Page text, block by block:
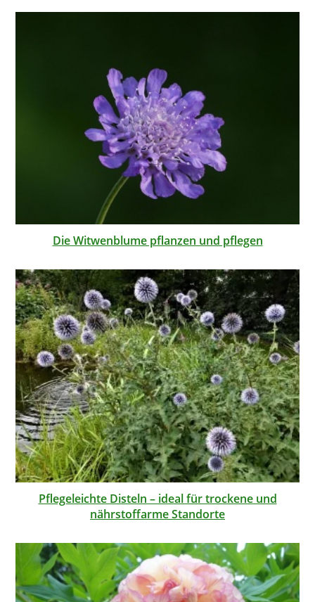
Die Witwenblume pflanzen und pflegen
Pflegeleichte Disteln – ideal für trockene und
nährstoffarme Standorte